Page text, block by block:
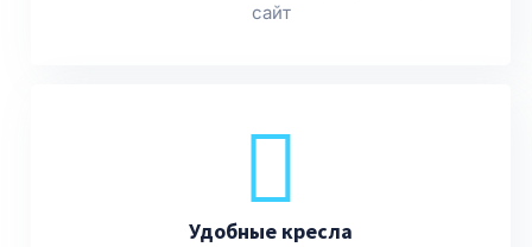
сайт
Удобные кресла